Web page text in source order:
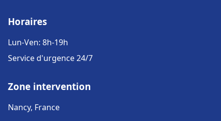
Horaires
Lun-Ven: 8h-19h
Service d'urgence 24/7
Zone intervention
Nancy, France